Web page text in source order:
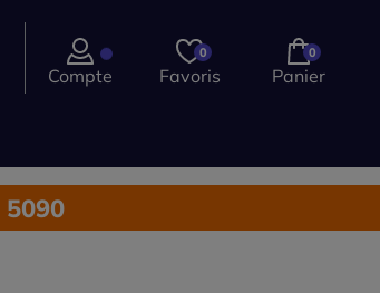
Compte
0
Favoris
0
Panier
5090